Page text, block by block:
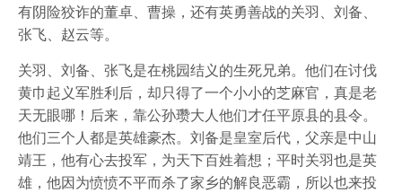
有阴险狡诈的董卓、曹操，还有英勇善战的关羽、刘备、
张飞、赵云等。
关羽、刘备、张飞是在桃园结义的生死兄弟。他们在讨伐
黄巾起义军胜利后，却只得了一个小小的芝麻官，真是老
天无眼哪！后来，靠公孙瓒大人他们才任平原县的县令。
他们三个人都是英雄豪杰。刘备是皇室后代，父亲是中山
靖王，他有心去投军，为天下百姓着想；平时关羽也是英
雄，他因为愤愤不平而杀了家乡的解良恶霸，所以也来投